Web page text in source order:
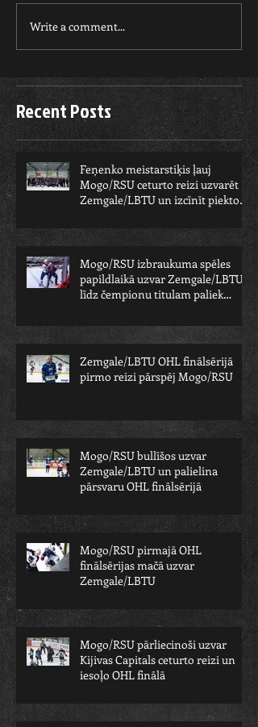
Write a comment...
Recent Posts
Feņenko meistarstiķis ļauj
Mogo/RSU ceturto reizi uzvarēt
Zemgale/LBTU un izcīnīt piekto
Mogo/RSU izbraukuma spēles
papildlaikā uzvar Zemgale/LBTU -
līdz čempionu titulam paliek
Zemgale/LBTU OHL finālsērijā
pirmo reizi pārspēj Mogo/RSU
Mogo/RSU bullīšos uzvar
Zemgale/LBTU un palielina
pārsvaru OHL finālsērijā
Mogo/RSU pirmajā OHL
finālsērijas mačā uzvar
Zemgale/LBTU
Mogo/RSU pārliecinoši uzvar
Kijivas Capitals ceturto reizi un
iesoļo OHL finālā